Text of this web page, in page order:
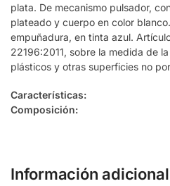
plata. De mecanismo pulsador,
plateado y cuerpo en color
empuñadura, en tinta azul.
22196:2011, sobre la medida de
plásticos y otras superficies no
Características:
Composición:
Información adicional